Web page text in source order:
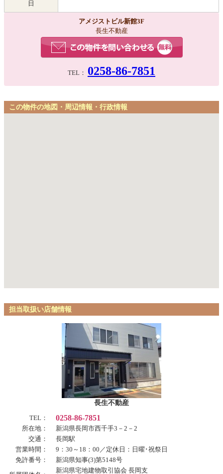
日
アメジストビル新館3F
長生不動産
TEL： 0258-86-7851
この物件の地図・周辺情報・行政情報
担当取扱い店舗情報
長生不動産
TEL：
0258-86-7851
所在地：
新潟県長岡市西千手3－2－2
交通：
長岡駅
営業時間：
9：30～18：00／定休日：日曜･祝祭日
免許番号：
新潟県知事(3)第5148号
新潟県宅地建物取引協会 長岡支